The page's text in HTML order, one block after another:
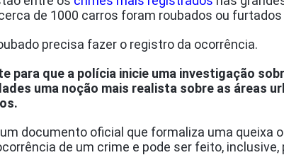
de 1000 carros foram roubados ou
precisa fazer o registro da ocorrência.
para que a polícia inicie uma investigação
uma noção mais realista sobre as áreas
documento oficial que formaliza uma
de um crime e pode ser feito,